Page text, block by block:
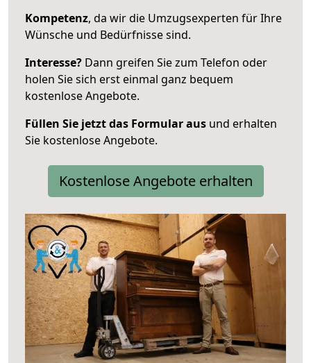
Kompetenz, da wir die Umzugsexperten für Ihre
Wünsche und Bedürfnisse sind.
Interesse? Dann greifen Sie zum Telefon oder
holen Sie sich erst einmal ganz bequem
kostenlose Angebote.
Füllen Sie jetzt das Formular aus und erhalten
Sie kostenlose Angebote.
Kostenlose Angebote erhalten